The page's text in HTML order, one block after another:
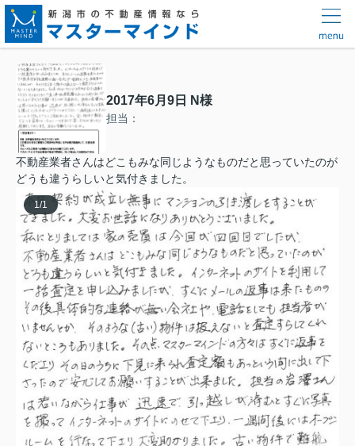
2017年6月9日 N様
担当：
不動産業者さんはどこもみな同じようなものだと思っていたのが
どうも違うらしいと気付きました。
1 /1